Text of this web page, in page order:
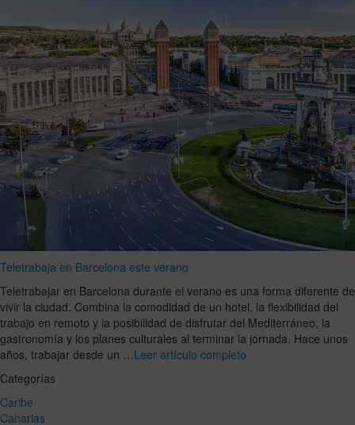
Teletrabaja en Barcelona este verano
Teletrabajar en Barcelona durante el verano es una forma diferente de
vivir la ciudad. Combina la comodidad de un hotel, la flexibilidad del
trabajo en remoto y la posibilidad de disfrutar del Mediterráneo, la
gastronomía y los planes culturales al terminar la jornada. Hace unos
años, trabajar desde un …Leer artículo completo
Categorías
Caribe
Canarias